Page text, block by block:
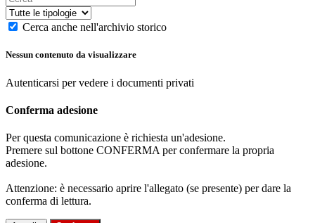
Cerca anche nell'archivio storico
Nessun contenuto da visualizzare
Autenticarsi per vedere i documenti privati
Conferma adesione
Per questa comunicazione è richiesta un'adesione.
Premere sul bottone CONFERMA per confermare la propria
adesione.
Attenzione: è necessario aprire l'allegato (se presente) per dare la
conferma di lettura.